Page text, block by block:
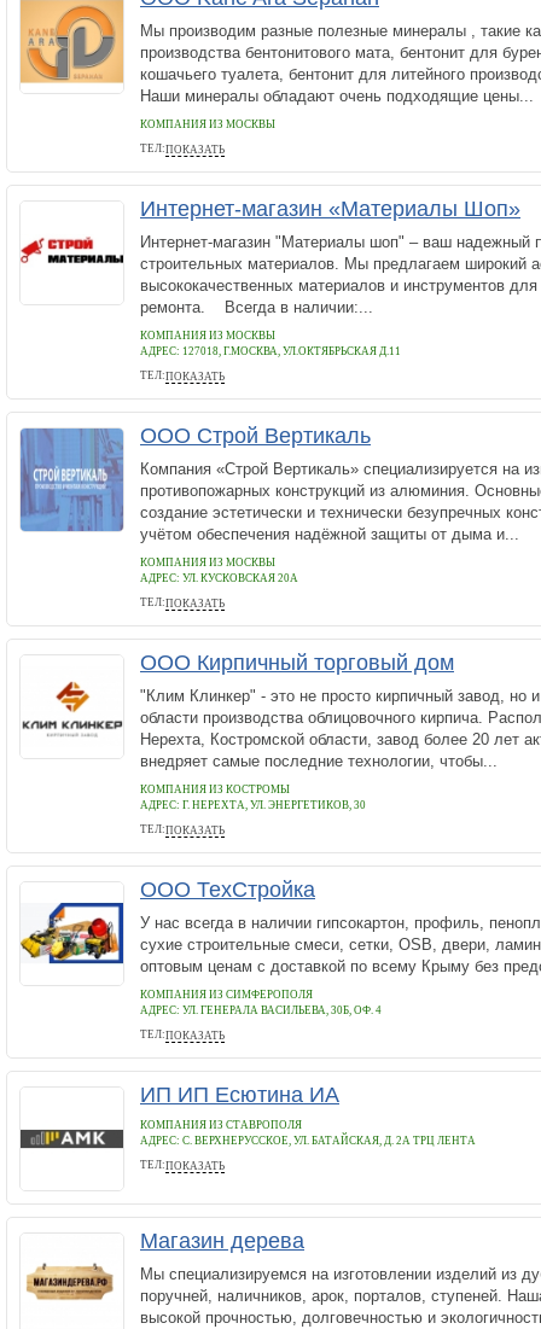
Мы производим разные полезные минералы , такие
производства бентонитового мата, бентонит для
кошачьего туалета, бентонит для литейного
Наши минералы обладают очень подходящие цены...
КОМПАНИЯ ИЗ МОСКВЫ
ТЕЛ:ПОКАЗАТЬ
+79854298826
Интернет-магазин «Материалы Шоп»
Интернет-магазин "Материалы шоп" – ваш надежный
строительных материалов. Мы предлагаем широкий
высококачественных материалов и инструментов для
ремонта. Всегда в наличии:...
КОМПАНИЯ ИЗ МОСКВЫ
АДРЕС: 127018, Г.МОСКВА, УЛ.ОКТЯБРЬСКАЯ Д.11
ТЕЛ:ПОКАЗАТЬ
+7 (800) 301-75-89
ООО Строй Вертикаль
Компания «Строй Вертикаль» специализируется на
противопожарных конструкций из алюминия.
создание эстетически и технически безупречных
учётом обеспечения надёжной защиты от дыма и...
КОМПАНИЯ ИЗ МОСКВЫ
АДРЕС: УЛ. КУСКОВСКАЯ 20А
ТЕЛ:ПОКАЗАТЬ
+7(800)100-68-72
ООО Кирпичный торговый дом
"Клим Клинкер" - это не просто кирпичный завод, но
области производства облицовочного кирпича.
Нерехта, Костромской области, завод более 20 лет
внедряет самые последние технологии, чтобы...
КОМПАНИЯ ИЗ КОСТРОМЫ
АДРЕС: Г. НЕРЕХТА, УЛ. ЭНЕРГЕТИКОВ, 30
ТЕЛ:ПОКАЗАТЬ
+7(800)333-71-10
ООО ТехСтройка
У нас всегда в наличии гипсокартон, профиль,
сухие строительные смеси, сетки, OSB, двери,
оптовым ценам с доставкой по всему Крыму без
КОМПАНИЯ ИЗ СИМФЕРОПОЛЯ
АДРЕС: УЛ. ГЕНЕРАЛА ВАСИЛЬЕВА, 30Б, ОФ. 4
ТЕЛ:ПОКАЗАТЬ
+7 (978) 295-49-95
ИП ИП Есютина ИА
КОМПАНИЯ ИЗ СТАВРОПОЛЯ
АДРЕС: С. ВЕРХНЕРУССКОЕ, УЛ. БАТАЙСКАЯ, Д. 2А ТРЦ ЛЕНТА
ТЕЛ:ПОКАЗАТЬ
+79383077880
Магазин дерева
Мы специализируемся на изготовлении изделий из
поручней, наличников, арок, порталов, ступеней.
высокой прочностью, долговечностью и